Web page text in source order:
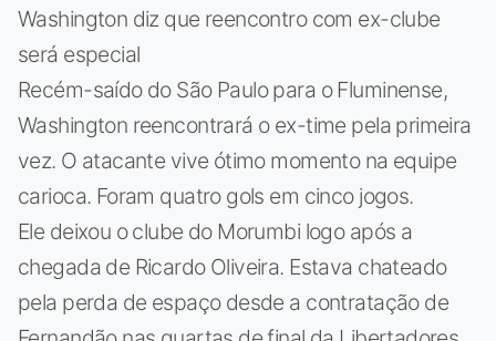
Washington diz que reencontro com ex-clube
será especial
Recém-saído do São Paulo para o Fluminense,
Washington reencontrará o ex-time pela primeira
vez. O atacante vive ótimo momento na equipe
carioca. Foram quatro gols em cinco jogos.
Ele deixou o clube do Morumbi logo após a
chegada de Ricardo Oliveira. Estava chateado
pela perda de espaço desde a contratação de